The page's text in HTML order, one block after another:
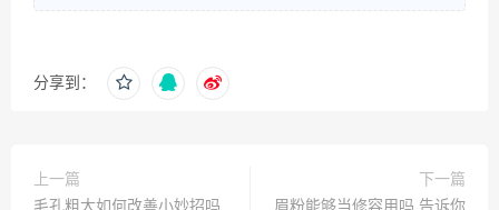
分享到：
上一篇
毛孔粗大如何改善小妙招吗
下一篇
眉粉能够当修容用吗 告诉你